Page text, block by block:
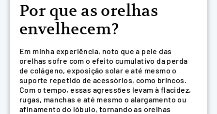
Por que as orelhas
envelhecem?
Em minha experiência, noto que a pele das
orelhas sofre com o efeito cumulativo da perda
de colágeno, exposição solar e até mesmo o
suporte repetido de acessórios, como brincos.
Com o tempo, essas agressões levam à flacidez,
rugas, manchas e até mesmo o alargamento ou
afinamento do lóbulo, tornando as orelhas